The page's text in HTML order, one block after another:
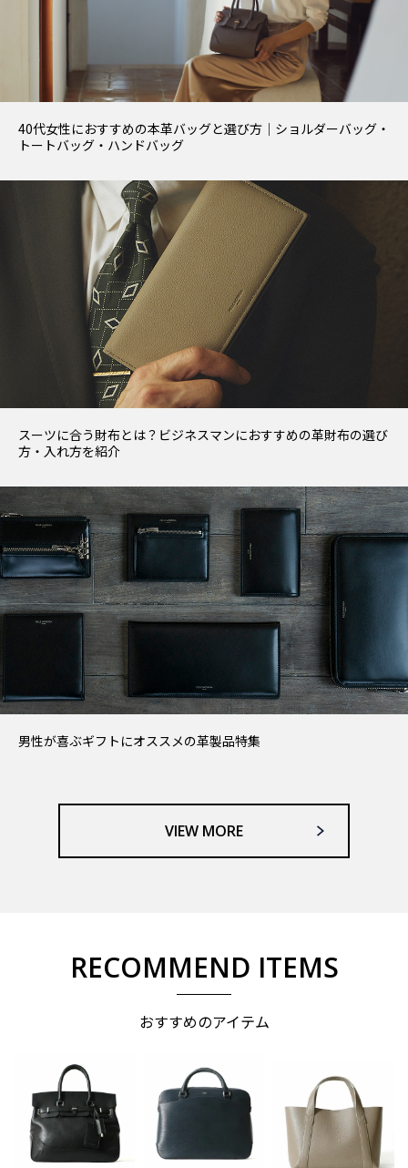
40代女性におすすめの本革バッグと選び方｜ショルダーバッグ・
トートバッグ・ハンドバッグ
スーツに合う財布とは？ビジネスマンにおすすめの革財布の選び
方・入れ方を紹介
男性が喜ぶギフトにオススメの革製品特集
VIEW MORE
RECOMMEND ITEMS
おすすめのアイテム